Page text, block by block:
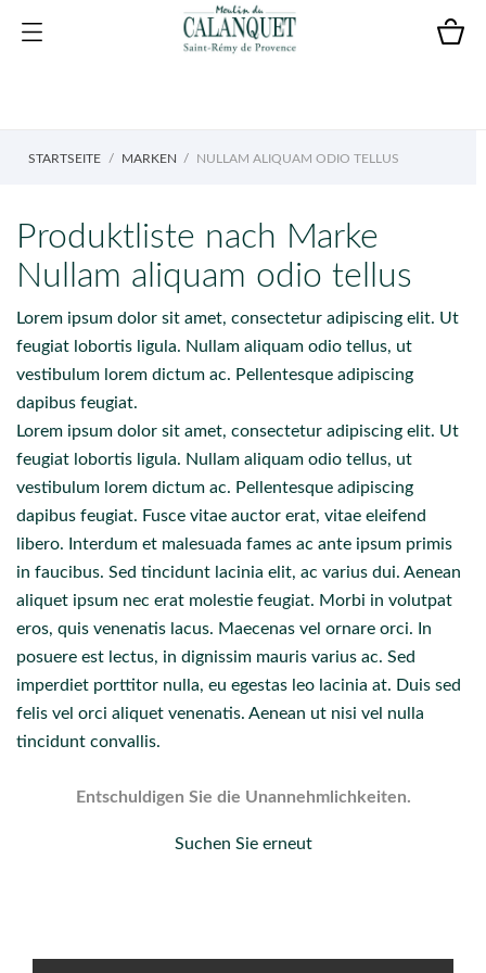
STARTSEITE MARKEN NULLAM ALIQUAM ODIO TELLUS
Produktliste nach Marke
Nullam aliquam odio tellus
Lorem ipsum dolor sit amet, consectetur adipiscing elit. Ut
feugiat lobortis ligula. Nullam aliquam odio tellus, ut
vestibulum lorem dictum ac. Pellentesque adipiscing
dapibus feugiat.
Lorem ipsum dolor sit amet, consectetur adipiscing elit. Ut
feugiat lobortis ligula. Nullam aliquam odio tellus, ut
vestibulum lorem dictum ac. Pellentesque adipiscing
dapibus feugiat. Fusce vitae auctor erat, vitae eleifend
libero. Interdum et malesuada fames ac ante ipsum primis
in faucibus. Sed tincidunt lacinia elit, ac varius dui. Aenean
aliquet ipsum nec erat molestie feugiat. Morbi in volutpat
eros, quis venenatis lacus. Maecenas vel ornare orci. In
posuere est lectus, in dignissim mauris varius ac. Sed
imperdiet porttitor nulla, eu egestas leo lacinia at. Duis sed
felis vel orci aliquet venenatis. Aenean ut nisi vel nulla
tincidunt convallis.
Entschuldigen Sie die Unannehmlichkeiten.
Suchen Sie erneut